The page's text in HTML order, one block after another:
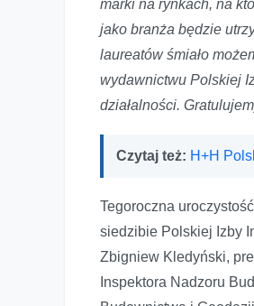
marki na rynkach, na
jako branża będzie
laureatów śmiało
wydawnictwu Polskiej
działalności.
Czytaj też: H+H
Tegoroczna
siedzibie Polskiej Izby
Zbigniew Kledyński,
Inspektora Nadzoru